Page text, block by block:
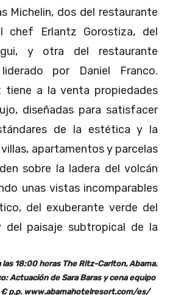
Michelin, dos del restaurante
chef Erlantz Gorostiza, del
y otra del restaurante
por Daniel Franco.
tiene a la venta propiedades
diseñadas para satisfacer
de la estética y la
apartamentos y parcelas
sobre la ladera del volcán
unas vistas incomparables
del exuberante verde del
paisaje subtropical de la
las 18:00 horas The Ritz-Carlton, Abama.
Actuación de Sara Baras y cena equipo
p.p. www.abamahotelresort.com/es/